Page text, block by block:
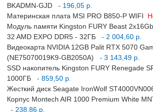
BKADMN-GJD
- 196,05 р.
Материнская плата MSI PRO B850-P WIFI
Модуль памяти Kingston FURY Beast
32 AMD EXPO DDR5 - 32ГБ
- 2 004,60 р.
Видеокарта NVIDIA 12GB Palit RTX 5070
(NE75070019K9-GB2050A)
- 3 143,49 р.
SSD накопитель Kingston FURY Renegade
1000ГБ
- 859,50 р.
Жесткий диск Seagate IronWolf
Корпус Montech AIR 1000 Premium White
- 238,86 р.